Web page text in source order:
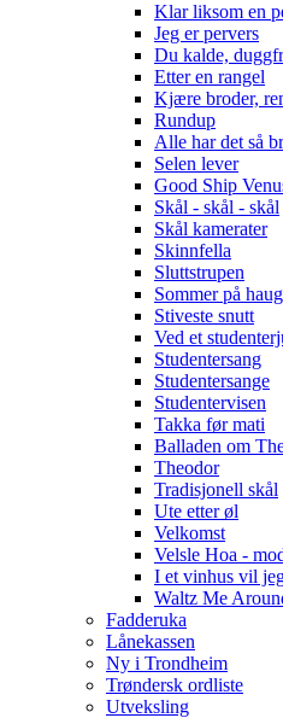
Klar liksom en
Jeg er pervers
Du kalde,
Etter en rangel
Kjære broder,
Rundup
Alle har det så
Selen lever
Good Ship
Skål - skål - skål
Skål kamerater
Skinnfella
Sluttstrupen
Sommer på
Stiveste snutt
Ved et
Studentersang
Studentersange
Studentervisen
Takka før mati
Balladen om
Theodor
Tradisjonell skål
Ute etter øl
Velkomst
Velsle Hoa -
I et vinhus vil
Waltz Me
Fadderuka
Lånekassen
Ny i Trondheim
Trøndersk ordliste
Utveksling